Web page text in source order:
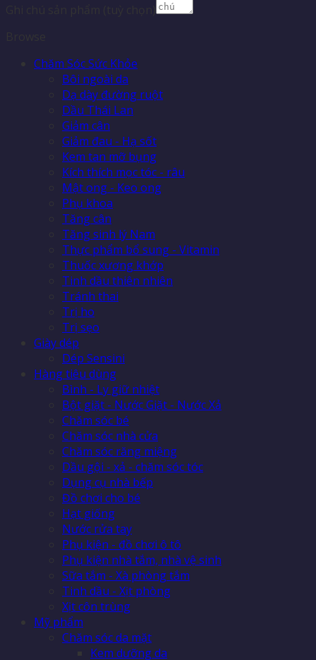
Chăm Sóc Sức Khỏe
Bôi ngoài da
Dạ dày đường ruột
Dầu Thái Lan
Giảm cân
Giảm đau - Hạ sốt
Kem tan mỡ bụng
Kích thích mọc tóc - râu
Mật ong - Keo ong
Phụ khoa
Tăng cân
Tăng sinh lý Nam
Thực phẩm bổ sung - Vitamin
Thuốc xương khớp
Tinh dầu thiên nhiên
Tránh thai
Trị ho
Trị sẹo
Giày dép
Dép Sensini
Hàng tiêu dùng
Bình - Ly giữ nhiệt
Bột giặt - Nước Giặt - Nước Xả
Chăm sóc bé
Chăm sóc nhà cửa
Chăm sóc răng miệng
Dầu gội - xả - chăm sóc tóc
Dụng cụ nhà bếp
Đồ chơi cho bé
Hạt giống
Nước rửa tay
Phụ kiện - đồ chơi ô tô
Phụ kiện nhà tắm, nhà vệ sinh
Sữa tắm - Xà phòng tắm
Tinh dầu - Xịt phòng
Xịt côn trùng
Mỹ phẩm
Chăm sóc da mặt
Kem dưỡng da